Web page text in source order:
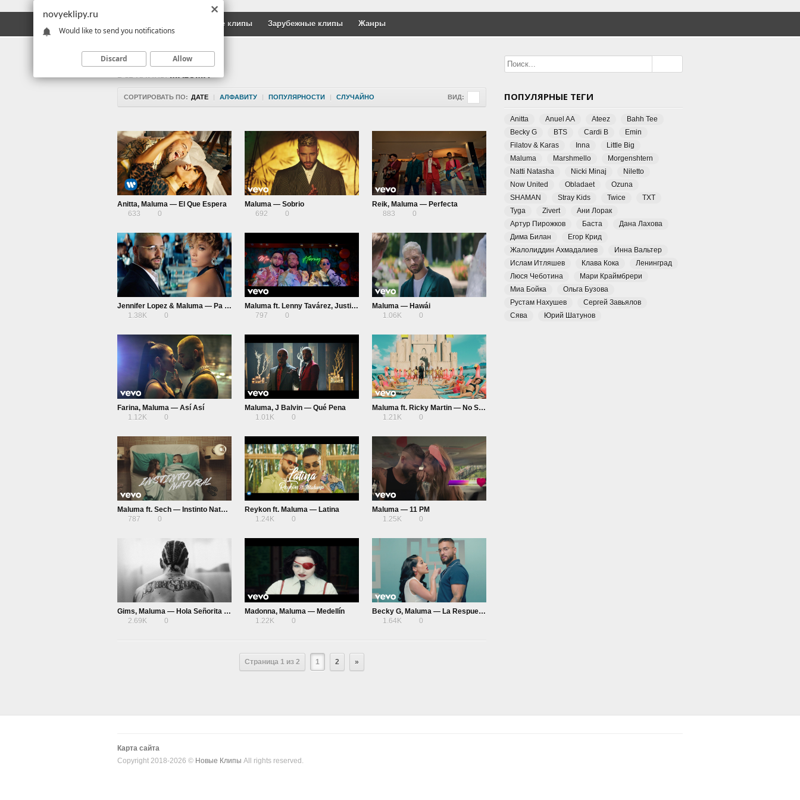
Русские клипы Зарубежные клипы Жанры
ВСЕ КЛИПЫ MALUMA
СОРТИРОВАТЬ ПО: ДАТЕ | АЛФАВИТУ | ПОПУЛЯРНОСТИ | СЛУЧАЙНО ВИД:
Anitta, Maluma — El Que Espera
633
0
Maluma — Sobrio
692
0
Reik, Maluma — Perfecta
883
0
Jennifer Lopez & Maluma — Pa Ti + Lonely
1.38K
0
Maluma ft. Lenny Tavárez, Justin Quiles — Parce
797
0
Maluma — Hawái
1.06K
0
Farina, Maluma — Así Así
1.12K
0
Maluma, J Balvin — Qué Pena
1.01K
0
Maluma ft. Ricky Martin — No Se Me Quita
1.21K
0
Maluma ft. Sech — Instinto Natural
787
0
Reykon ft. Maluma — Latina
1.24K
0
Maluma — 11 PM
1.25K
0
Gims, Maluma — Hola Señorita (Maria)
2.69K
0
Madonna, Maluma — Medellín
1.22K
0
Becky G, Maluma — La Respuesta
1.64K
0
Страница 1 из 2 1 2 »
ПОПУЛЯРНЫЕ ТЕГИ
Anitta Anuel AA Ateez
Bahh Tee
Becky G
BTS Cardi B
Emin
Filatov & Karas
Inna
Little Big
Maluma
Marshmello
Morgenshtern
Natti Natasha
Nicki Minaj
Niletto
Now United
Obladaet
Ozuna
SHAMAN
Stray Kids Twice
TXT
Tyga
Zivert
Ани Лорак
Артур Пирожков
Баста
Дана Лахова
Дима Билан
Егор Крид
Жалолиддин Ахмадалиев
Инна Вальтер
Ислам Итляшев
Клава Кока
Ленинград
Люся Чеботина
Мари Краймбрери
Миа Бойка
Ольга Бузова
Рустам Нахушев
Сергей Завьялов
Сява
Юрий Шатунов
Карта сайта
Copyright 2018-2026 © Новые Клипы All rights reserved.
novyeklipy.ru
Would like to send you notifications
Discard Allow